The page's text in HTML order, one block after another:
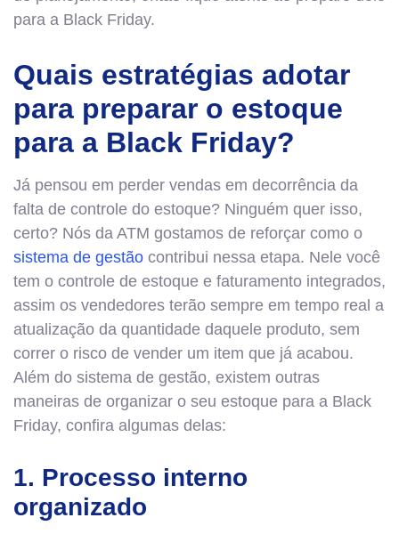
para a Black Friday.
Quais estratégias adotar
para preparar o estoque
para a Black Friday?
Já pensou em perder vendas em decorrência da
falta de controle do estoque? Ninguém quer isso,
certo? Nós da ATM gostamos de reforçar como o
sistema de gestão contribui nessa etapa. Nele você
tem o controle de estoque e faturamento integrados,
assim os vendedores terão sempre em tempo real a
atualização da quantidade daquele produto, sem
correr o risco de vender um item que já acabou.
Além do sistema de gestão, existem outras
maneiras de organizar o seu estoque para a Black
Friday, confira algumas delas:
1. Processo interno
organizado